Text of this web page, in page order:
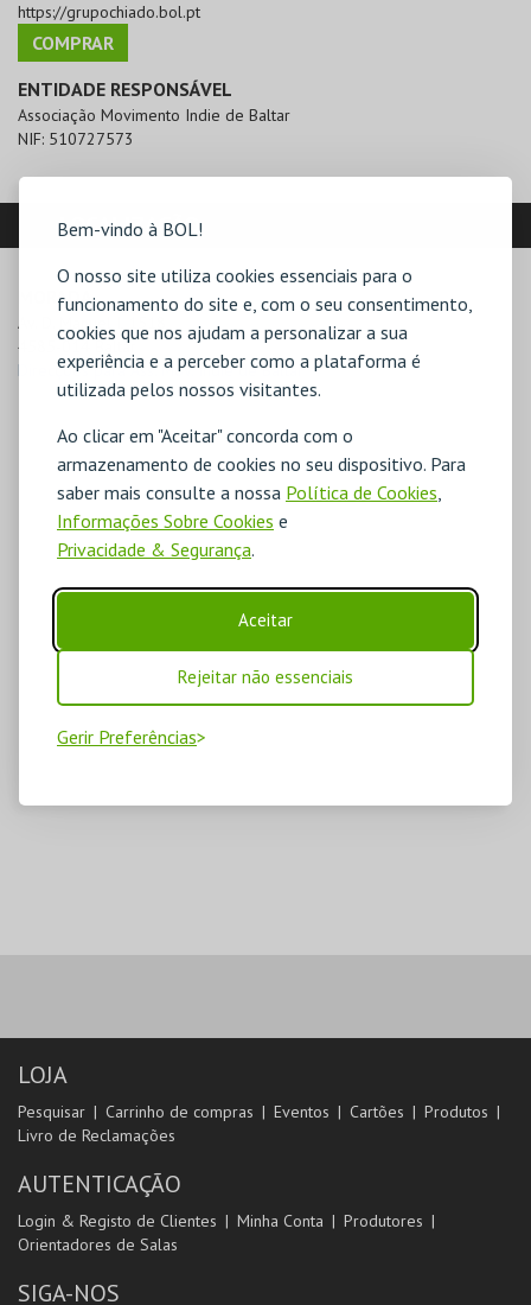
Bem-vindo à BOL!
O nosso site utiliza cookies essenciais para o
funcionamento do site e, com o seu consentimento,
cookies que nos ajudam a personalizar a sua
experiência e a perceber como a plataforma é
utilizada pelos nossos visitantes.
Ao clicar em "Aceitar" concorda com o
armazenamento de cookies no seu dispositivo. Para
saber mais consulte a nossa Política de Cookies
Informações Sobre Cookies e
Privacidade & Segurança.
Aceitar
Rejeitar não essenciais
Gerir Preferências
https://grupochiado.bol.pt
COMPRAR
ENTIDADE RESPONSÁVEL
Associação Movimento Indie de Baltar
NIF: 510727573
LOCALIZAÇÃO
MORADA
Av. D. Manuel I, 1518
4585-014 Baltar
Direcções para Ass. Mov. Indie de Baltar
LOJA
Pesquisar Carrinho de compras Eventos Cartões
Produtos
Livro de Reclamações
AUTENTICAÇÃO
Login & Registo de Clientes Minha Conta
Produtores
Orientadores de Salas
SIGA-NOS